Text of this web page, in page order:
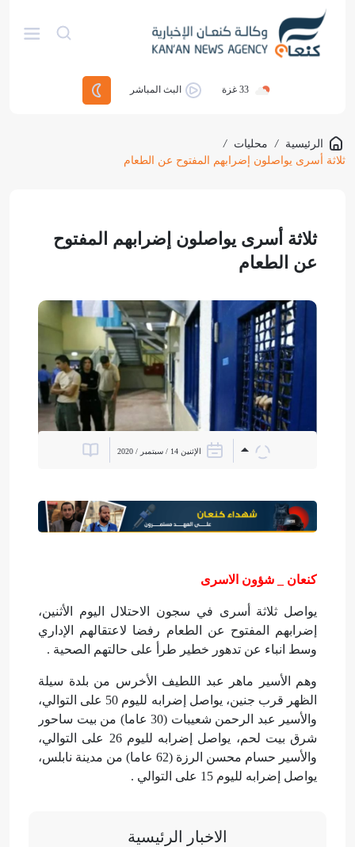
33 غزة البث المباشر
الرئيسية / محليات
/
ثلاثة أسرى يواصلون إضرابهم المفتوح عن الطعام
ثلاثة أسرى يواصلون إضرابهم المفتوح
عن الطعام
الإثنين 14 / سبتمبر / 2020
كنعان _ شؤون الاسرى
يواصل ثلاثة أسرى في سجون الاحتلال اليوم الأثنين،
إضرابهم المفتوح عن الطعام رفضا لاعتقالهم الإداري
وسط انباء عن تدهور خطير طرأ على حالتهم الصحية .
وهم الأسير ماهر عبد اللطيف الأخرس من بلدة سيلة
الظهر قرب جنين، يواصل إضرابه لليوم 50 على التوالي،
والأسير عبد الرحمن شعيبات (30 عاما) من بيت ساحور
شرق بيت لحم، يواصل إضرابه لليوم 26 على التوالي،
والأسير حسام محسن الرزة (62 عاما) من مدينة نابلس،
يواصل إضرابه لليوم 15 على التوالي .
الاخبار الرئيسية